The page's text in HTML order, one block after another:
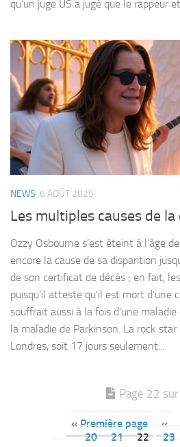
qu’un juge US a jugé que le rappeur
NEWS 6 AOÛT 2025
Les multiples causes de
Ozzy Osbourne s’est éteint à l’âge
encore la cause de sa disparition
de son certificat de décès ; en fait,
puisqu’il atteste qu’il est mort d’une
souffrait aussi à la fois d’une
la maladie de Parkinson. La rock
Londres, soit 17 jours seulement...
Page 22
« Première page «
20
21 22 23